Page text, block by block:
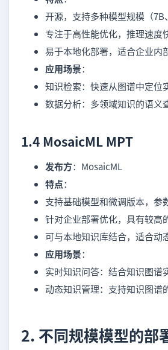
开源，支持多种模型规模（7B
专注于高性能优化，推理速度
易于本地化部署，适合企业内
应用场景：
知识检索：快速从图谱中定位
数据分析：多领域知识的语义
1.4 MosaicML MPT
发布方：MosaicML
特点：
支持基础模型和微调版本，参
针对企业部署优化，具有较高
可与本地知识库结合，适合动
应用场景：
实时知识问答：结合知识图谱
动态知识管理：支持知识图谱
2. 不同规模模型的部